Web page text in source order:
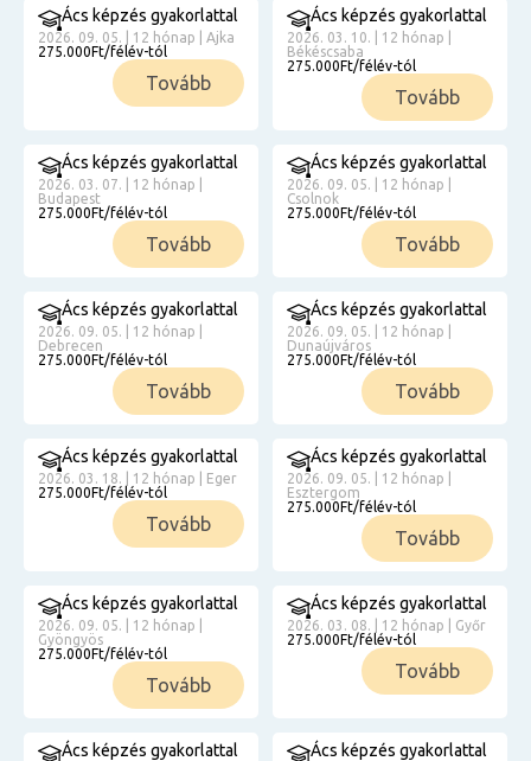
Ács képzés gyakorlattal
2026. 09. 05. | 12 hónap | Ajka
275.000Ft/félév-tól
Tovább
Ács képzés gyakorlattal
2026. 03. 10. | 12 hónap |
Békéscsaba
275.000Ft/félév-tól
Tovább
Ács képzés gyakorlattal
2026. 03. 07. | 12 hónap |
Budapest
275.000Ft/félév-tól
Tovább
Ács képzés gyakorlattal
2026. 09. 05. | 12 hónap |
Csolnok
275.000Ft/félév-tól
Tovább
Ács képzés gyakorlattal
2026. 09. 05. | 12 hónap |
Debrecen
275.000Ft/félév-tól
Tovább
Ács képzés gyakorlattal
2026. 09. 05. | 12 hónap |
Dunaújváros
275.000Ft/félév-tól
Tovább
Ács képzés gyakorlattal
2026. 03. 18. | 12 hónap | Eger
275.000Ft/félév-tól
Tovább
Ács képzés gyakorlattal
2026. 09. 05. | 12 hónap |
Esztergom
275.000Ft/félév-tól
Tovább
Ács képzés gyakorlattal
2026. 09. 05. | 12 hónap |
Gyöngyös
275.000Ft/félév-tól
Tovább
Ács képzés gyakorlattal
2026. 03. 08. | 12 hónap | Győr
275.000Ft/félév-tól
Tovább
Ács képzés gyakorlattal Ács képzés gyakorlattal